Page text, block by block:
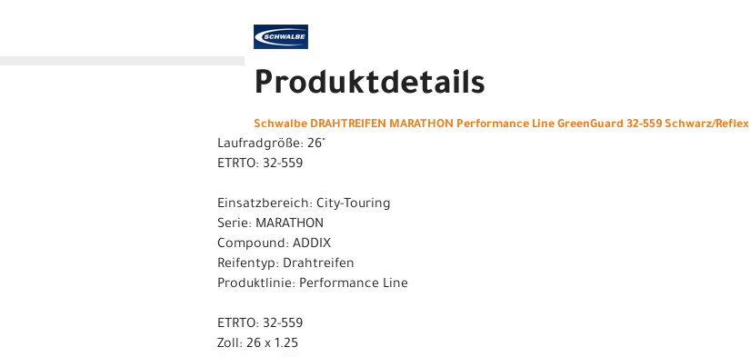
Produktdetails
Schwalbe DRAHTREIFEN MARATHON Performance Line GreenGuard 32-559 Schwarz/Reflex
Laufradgröße: 26"
ETRTO: 32-559
Einsatzbereich: City-Touring
Serie: MARATHON
Compound: ADDIX
Reifentyp: Drahtreifen
Produktlinie: Performance Line
ETRTO: 32-559
Zoll: 26 x 1.25